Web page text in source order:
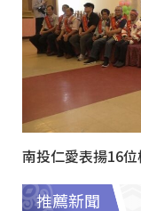
南投仁愛表揚16
推薦新聞